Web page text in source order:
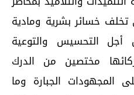
تخلف خسائر بشرية ومادية
التحسيس والتوعية
مختصين من الدرك
المجهودات الجبارة وما